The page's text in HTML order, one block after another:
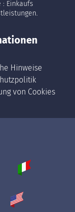
Einkaufs
Hinweise
von Cookies